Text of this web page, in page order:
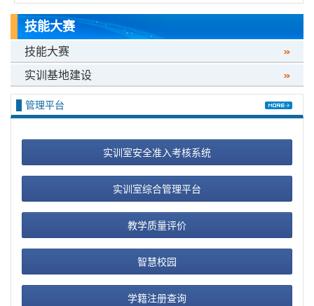
技能大赛
技能大赛
实训基地建设
管理平台
实训室安全准入考核系统
实训室综合管理平台
教学质量评价
智慧校园
学籍注册查询